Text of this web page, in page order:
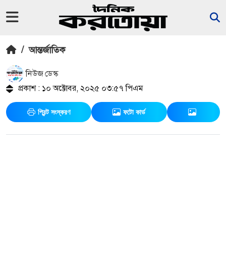
/ আন্তর্জাতিক
নিউজ ডেস্ক
প্রকাশ : ১০ অক্টোবর, ২০২৫ ০৩:৫৭ পিএম
প্রিন্ট সংস্করণ ফটো কার্ড